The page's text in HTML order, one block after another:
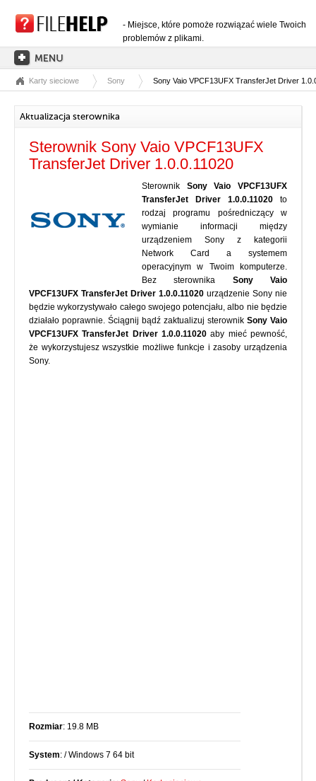
- Miejsce, które pomoże rozwiązać wiele Twoich
problemów z plikami.
STRONA GŁÓWNA
KATEGORIE ROZSZERZEŃ
PLIKI DLL
PROGRAMY
Karty sieciowe Sony Sony Vaio VPCF13UFX TransferJet Driver
Aktualizacja sterownika
Sterownik Sony Vaio VPCF13UFX
TransferJet Driver 1.0.0.11020
Sterownik Sony Vaio VPCF13UFX
TransferJet Driver 1.0.0.11020 to
rodzaj programu pośredniczący w
wymianie informacji między
urządzeniem Sony z kategorii
Network Card a systemem
operacyjnym w Twoim komputerze.
Bez sterownika Sony Vaio
VPCF13UFX TransferJet Driver 1.0.0.11020 urządzenie Sony nie
będzie wykorzystywało całego swojego potencjału, albo nie będzie
działało poprawnie. Ściągnij bądź zaktualizuj sterownik Sony Vaio
VPCF13UFX TransferJet Driver 1.0.0.11020 aby mieć pewność,
że wykorzystujesz wszystkie możliwe funkcje i zasoby urządzenia
Sony.
Rozmiar: 19.8 MB
System: / Windows 7 64 bit